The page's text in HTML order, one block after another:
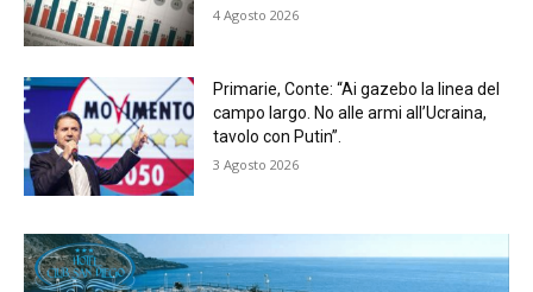
4 Agosto 2026
Primarie, Conte: “Ai gazebo la linea del
campo largo. No alle armi all’Ucraina,
tavolo con Putin”.
3 Agosto 2026